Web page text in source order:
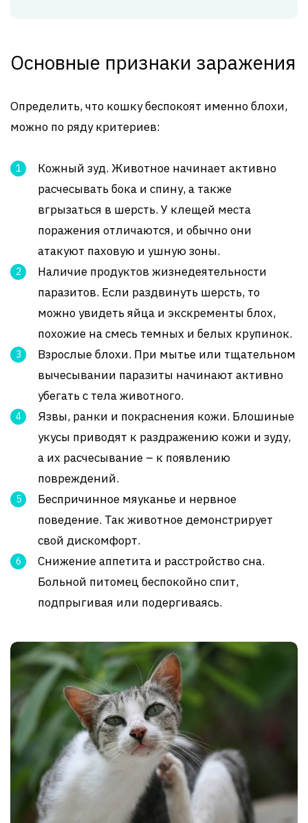
Основные признаки заражения
Определить, что кошку беспокоят именно блохи,
можно по ряду критериев:
Кожный зуд. Животное начинает активно
расчесывать бока и спину, а также
вгрызаться в шерсть. У клещей места
поражения отличаются, и обычно они
атакуют паховую и ушную зоны.
Наличие продуктов жизнедеятельности
паразитов. Если раздвинуть шерсть, то
можно увидеть яйца и экскременты блох,
похожие на смесь темных и белых крупинок.
Взрослые блохи. При мытье или тщательном
вычесывании паразиты начинают активно
убегать с тела животного.
Язвы, ранки и покраснения кожи. Блошиные
укусы приводят к раздражению кожи и зуду,
а их расчесывание – к появлению
повреждений.
Беспричинное мяуканье и нервное
поведение. Так животное демонстрирует
свой дискомфорт.
Снижение аппетита и расстройство сна.
Больной питомец беспокойно спит,
подпрыгивая или подергиваясь.